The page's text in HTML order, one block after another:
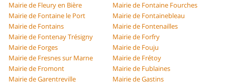
Mairie de Fleury en Bière
Mairie de Fontaine Fourches
Mairie de Fontaine le Port
Mairie de Fontainebleau
Mairie de Fontains
Mairie de Fontenailles
Mairie de Fontenay Trésigny
Mairie de Forfry
Mairie de Forges
Mairie de Fouju
Mairie de Fresnes sur Marne
Mairie de Frétoy
Mairie de Fromont
Mairie de Fublaines
Mairie de Garentreville
Mairie de Gastins